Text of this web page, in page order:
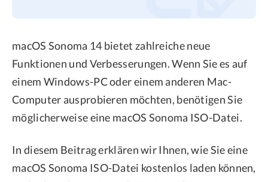
macOS Sonoma 14 bietet zahlreiche neue
Funktionen und Verbesserungen. Wenn Sie es auf
einem Windows-PC oder einem anderen Mac-
Computer ausprobieren möchten, benötigen Sie
möglicherweise eine macOS Sonoma ISO-Datei.
In diesem Beitrag erklären wir Ihnen, wie Sie eine
macOS Sonoma ISO-Datei kostenlos laden können,